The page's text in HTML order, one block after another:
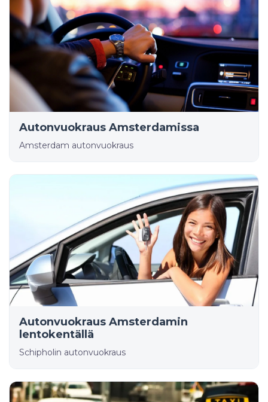
Autonvuokraus Amsterdamissa
Amsterdam autonvuokraus
Autonvuokraus Amsterdamin
lentokentällä
Schipholin autonvuokraus